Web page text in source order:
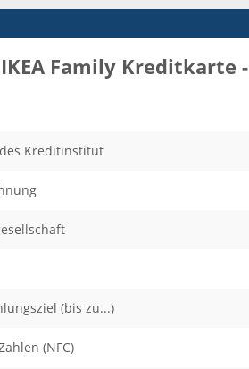
Family Kreditkarte -
Kreditinstitut
(bis zu...)
(NFC)